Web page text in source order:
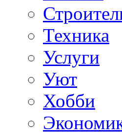
Техника
Услуги
Уют
Хобби